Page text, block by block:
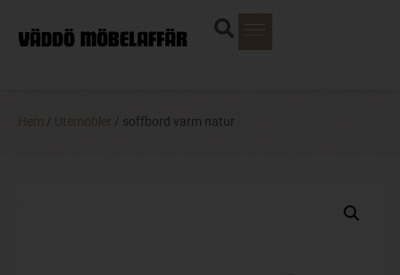
Hem / Utemöbler / soffbord varm natur